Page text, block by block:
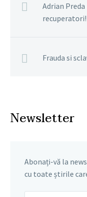
Adrian
recuperatori!
Frauda si
Newsletter
Abonați-vă la
cu toate știrile